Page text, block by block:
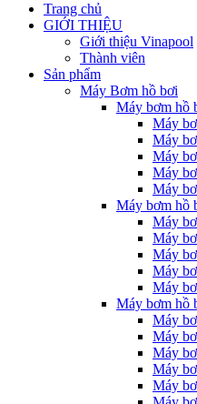
Trang chủ
GIỚI THIỆU
Giới thiệu Vinapool
Thành viên
Sản phẩm
Máy Bơm hồ bơi
Máy bơm hồ
Máy
Máy
Máy
Máy
Máy
Máy bơm hồ
Máy
Máy
Máy
Máy
Máy
Máy bơm hồ
Máy
Máy
Máy
Máy
Máy